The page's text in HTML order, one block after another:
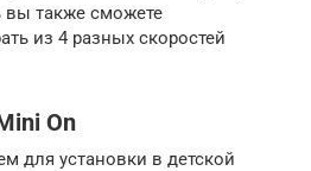
вы также сможете
из 4 разных скоростей
On
для установки в детской